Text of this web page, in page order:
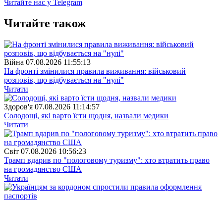
Читайте нас у Telegram
Читайте також
Війна 07.08.2026 11:55:13
На фронті змінилися правила виживання: військовий
розповів, що відбувається на "нулі"
Читати
Здоров'я 07.08.2026 11:14:57
Солодощі, які варто їсти щодня, назвали медики
Читати
Свiт 07.08.2026 10:56:23
Трамп вдарив по "пологовому туризму": хто втратить право
на громадянство США
Читати